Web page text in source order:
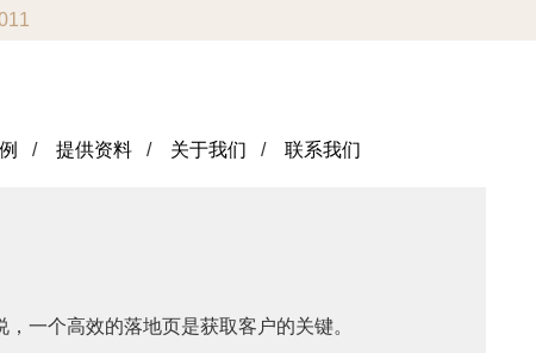
/ 提供资料 / 关于我们 / 联系我们
一个高效的落地页是获取客户的关键。